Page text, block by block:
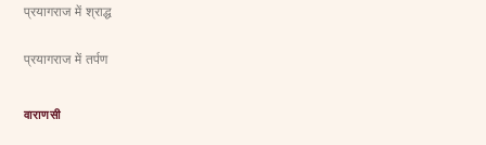
प्रयागराज में श्राद्ध
प्रयागराज में तर्पण
वाराणसी